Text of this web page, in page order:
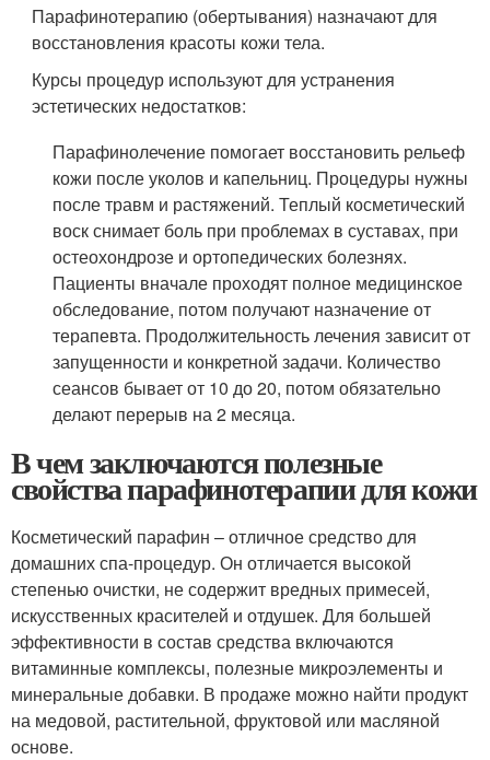
Парафинотерапию (обертывания) назначают для
восстановления красоты кожи тела.
Курсы процедур используют для устранения
эстетических недостатков:
Парафинолечение помогает восстановить рельеф
кожи после уколов и капельниц. Процедуры нужны
после травм и растяжений. Теплый косметический
воск снимает боль при проблемах в суставах, при
остеохондрозе и ортопедических болезнях.
Пациенты вначале проходят полное медицинское
обследование, потом получают назначение от
терапевта. Продолжительность лечения зависит от
запущенности и конкретной задачи. Количество
сеансов бывает от 10 до 20, потом обязательно
делают перерыв на 2 месяца.
В чем заключаются полезные
свойства парафинотерапии для кожи
Косметический парафин – отличное средство для
домашних спа-процедур. Он отличается высокой
степенью очистки, не содержит вредных примесей,
искусственных красителей и отдушек. Для большей
эффективности в состав средства включаются
витаминные комплексы, полезные микроэлементы и
минеральные добавки. В продаже можно найти продукт
на медовой, растительной, фруктовой или масляной
основе.